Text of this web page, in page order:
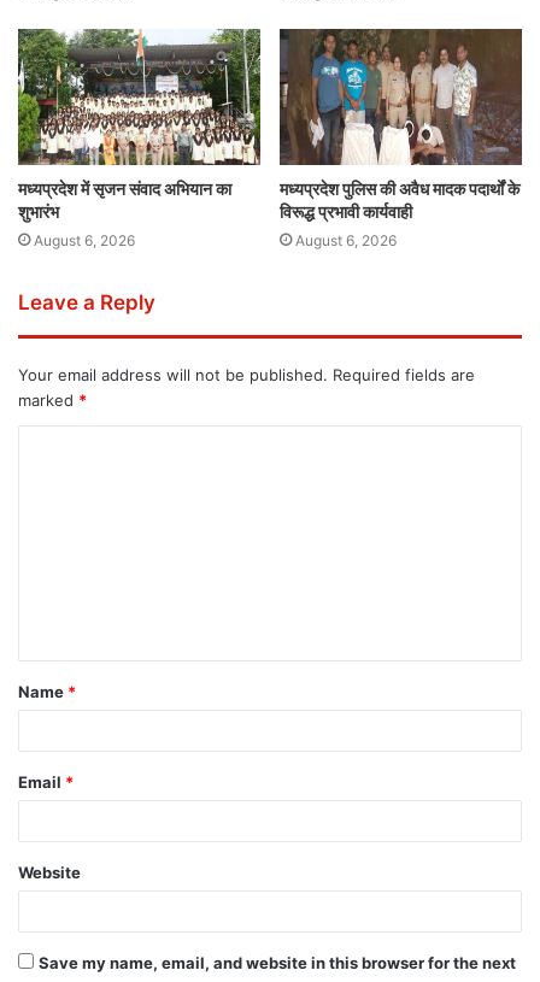
मध्यप्रदेश में सृजन संवाद अभियान का
शुभारंभ
August 6, 2026
मध्यप्रदेश पुलिस की अवैध मादक पदार्थों के
विरूद्ध प्रभावी कार्यवाही
August 6, 2026
Leave a Reply
Your email address will not be published. Required fields are
marked *
Name *
Email *
Website
Save my name, email, and website in this browser for the next